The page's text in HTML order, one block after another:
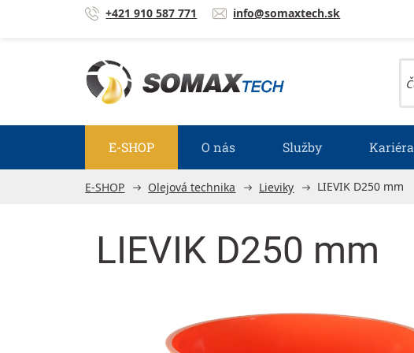
Prejsť na obsah +421 910 587 771 info@somaxtech.sk
E-SHOP O nás Služby Kariéra
E-SHOP Olejová technika Lieviky LIEVIK D250 mm
LIEVIK D250 mm